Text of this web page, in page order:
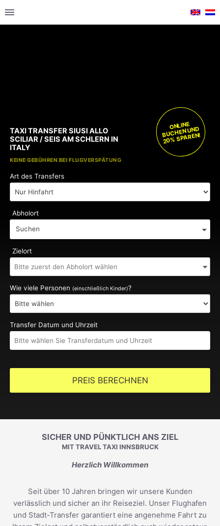
KOSTENLOSE KINDERSITZE
KEINE GEBÜHREN BEI FLUGVERSPÄTUNG
TAXI TRANSFER SIUSI ALLO
SCILIAR / SEIS AM SCHLERN IN
ITALY
ONLINE
BUCHEN UND
20% SPAREN!
Art des Transfers
Abholort
Suchen
Zielort
Wie viele Personen (einschließlich Kinder)?
Transfer Datum und Uhrzeit
PREIS BERECHNEN
SICHER UND PÜNKTLICH ANS ZIEL
MIT TRAVEL TAXI INNSBRUCK
Herzlich Willkommen
Seit über 10 Jahren bringen wir unsere Kunden
verlässlich und sicher an ihr Reiseziel. Unser Flughafen
und Stadt-Transfer garantiert eine angenehme Fahrt zu